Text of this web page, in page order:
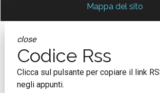
Mappa del sito
close
Codice Rss
Clicca sul pulsante per copiare il link
negli appunti.